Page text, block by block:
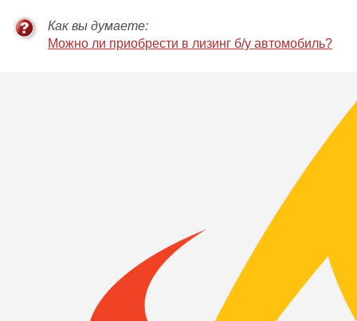
Как вы думаете:
Можно ли приобрести в лизинг б/у автомобиль?